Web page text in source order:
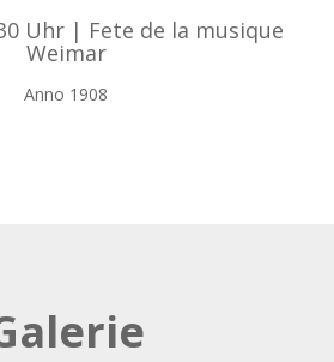
Uhr | Fete de la musique
Weimar
Anno 1908